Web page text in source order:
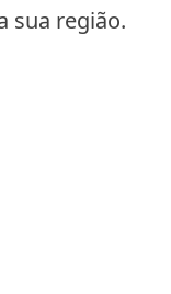
sua região.